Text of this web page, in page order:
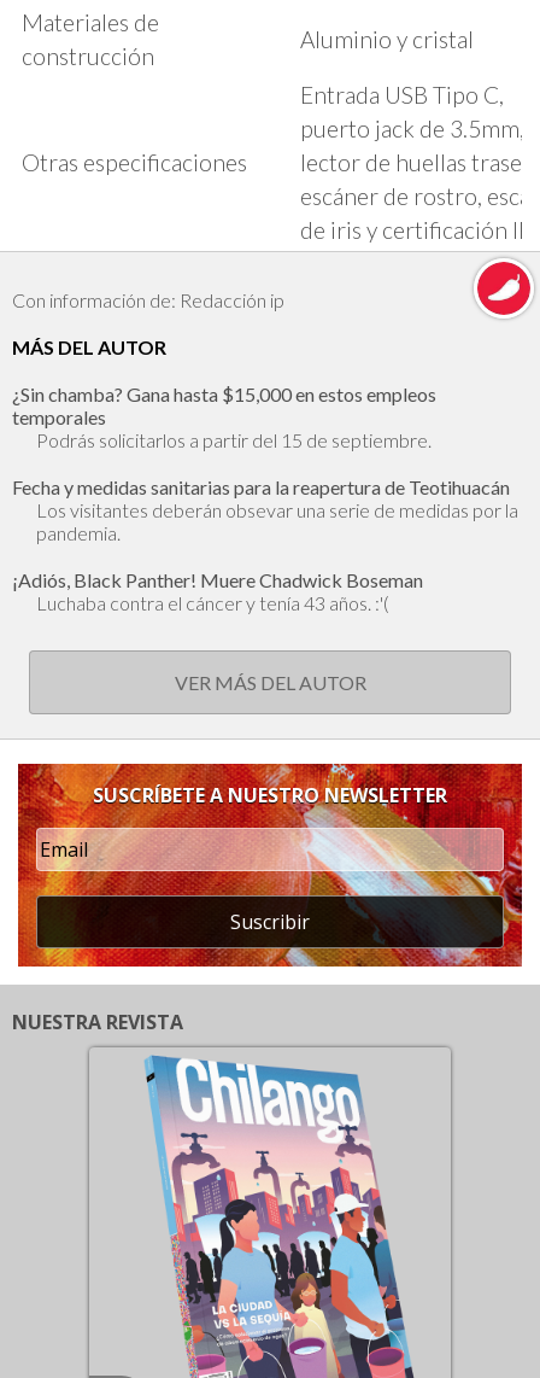
Materiales de
construcción
Aluminio y cristal
Otras especificaciones
Entrada USB Tipo C,
puerto jack de 3.5mm,
lector de huellas
escáner de rostro,
de iris y certificación
Con información de: Redacción ip
MÁS DEL AUTOR
¿Sin chamba? Gana hasta $15,000 en estos empleos
temporales
Podrás solicitarlos a partir del 15 de septiembre.
Fecha y medidas sanitarias para la reapertura de Teotihuacán
Los visitantes deberán obsevar una serie de medidas por la
pandemia.
¡Adiós, Black Panther! Muere Chadwick Boseman
Luchaba contra el cáncer y tenía 43 años. :'(
VER MÁS DEL AUTOR
SUSCRÍBETE A NUESTRO NEWSLETTER
Suscribir
NUESTRA REVISTA